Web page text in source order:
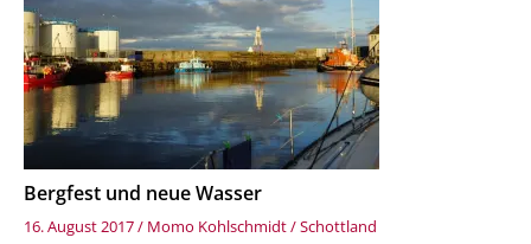
Bergfest und neue Wasser
16. August 2017/ Momo Kohlschmidt/Schottland